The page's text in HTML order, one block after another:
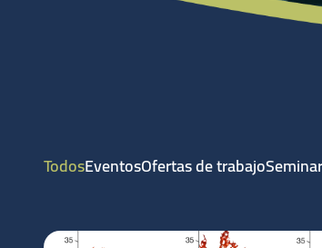
TodosEventosOfertas de trabajo